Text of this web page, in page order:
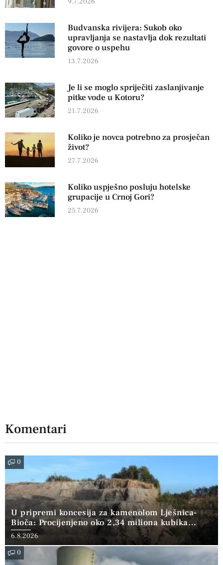
Budvanska rivijera: Sukob oko
upravljanja se nastavlja dok rezultati
govore o uspehu
13.7.2026
Je li se moglo spriječiti zaslanjivanje
pitke vode u Kotoru?
21.7.2026
Koliko je novca potrebno za prosječan
život?
27.7.2026
Koliko uspješno posluju hotelske
grupacije u Crnoj Gori?
25.7.2026
Komentari
0
U pripremi koncesija za kamenolom Lješnica-
Bioča: Procijenjeno oko 2,34 miliona kubika
kamena
6.8.2026
0